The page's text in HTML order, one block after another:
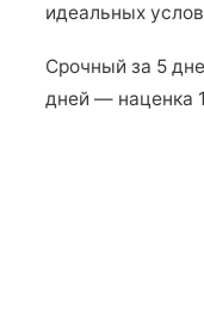
идеальных
Срочный за 5
дней — наценка